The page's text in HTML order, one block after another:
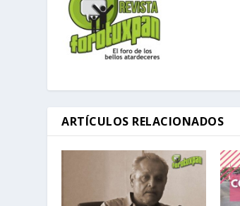
ARTÍCULOS RELACIONADOS